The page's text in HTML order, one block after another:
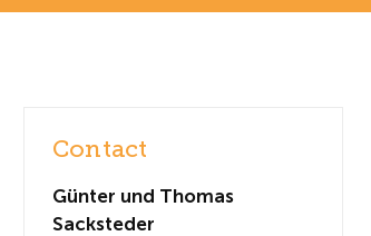
Contact
Günter und Thomas
Sacksteder